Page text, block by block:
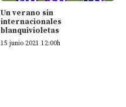
Un verano sin
internacionales
blanquivioletas
15 junio 2021 12:00h